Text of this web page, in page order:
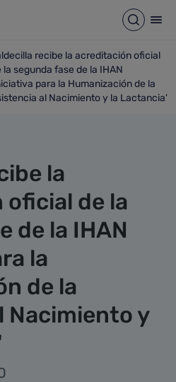
Abrir
del camino de migas
recibe la acreditación
recibe la acreditación oficial
la segunda fase de la IHAN
para la Humanización de la
al Nacimiento y la Lactancia'
la
de la
de la IHAN
la
de la
Nacimiento y